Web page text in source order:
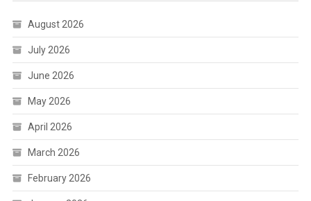
August 2026
July 2026
June 2026
May 2026
April 2026
March 2026
February 2026